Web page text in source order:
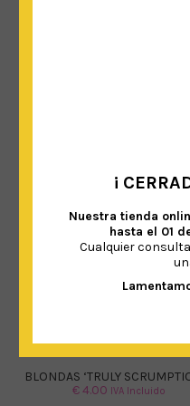
BLONDAS ‘TRULY
€4.00 IVA Incluido
¡
Nuestra tienda
hasta el 01
Cualquier